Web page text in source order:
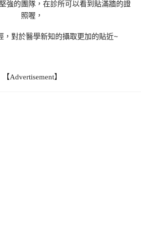
強的團隊，在診所可以看到貼滿牆的證
照喔，
，對於醫學新知的攝取更加的貼近~
【Advertisement】